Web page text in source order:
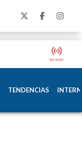
TENDENCIAS